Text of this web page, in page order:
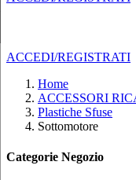
ACCEDI/REGISTRATI
Home
ACCESSORI
Plastiche Sfuse
Sottomotore
Categorie Negozio